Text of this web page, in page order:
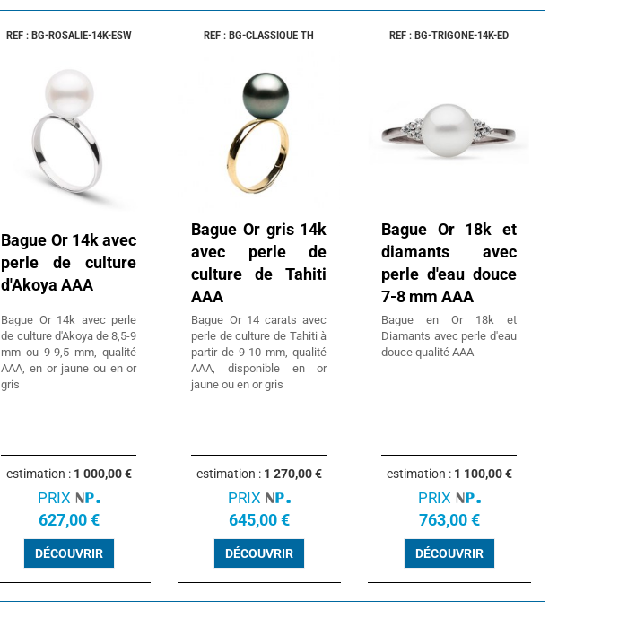
REF : BG-ROSALIE-14K-ESW
Bague Or 14k avec
perle de culture
d'Akoya AAA
Bague Or 14k avec perle
de culture d'Akoya de 8,5-9
mm ou 9-9,5 mm, qualité
AAA, en or jaune ou en or
gris
estimation : 1 000,00 €
PRIX
627,00 €
DÉCOUVRIR
REF : BG-CLASSIQUE TH
Bague Or gris 14k
avec perle de
culture de Tahiti
AAA
Bague Or 14 carats avec
perle de culture de Tahiti à
partir de 9-10 mm, qualité
AAA, disponible en or
jaune ou en or gris
estimation : 1 270,00 €
PRIX
645,00 €
DÉCOUVRIR
REF : BG-TRIGONE-14K-ED
Bague Or 18k et
diamants avec
perle d'eau douce
7-8 mm AAA
Bague en Or 18k et
Diamants avec perle d'eau
douce qualité AAA
estimation : 1 100,00 €
PRIX
763,00 €
DÉCOUVRIR